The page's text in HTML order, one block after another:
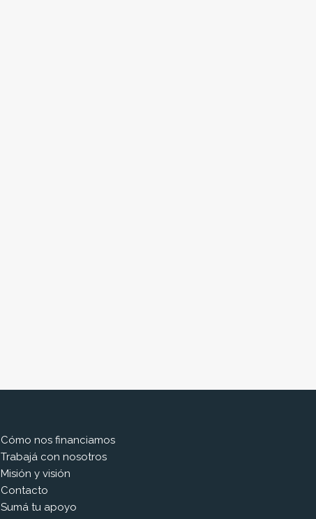
Cómo nos financiamos
Trabajá con nosotros
Misión y visión
Contacto
Sumá tu apoyo